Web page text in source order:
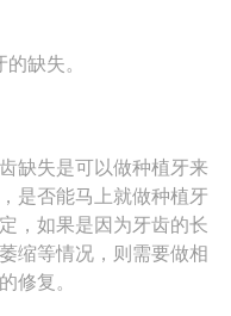
缺失。
缺失是可以做种植牙来
是否能马上就做种植牙
，如果是因为牙齿的长
缩等情况，则需要做相
修复。